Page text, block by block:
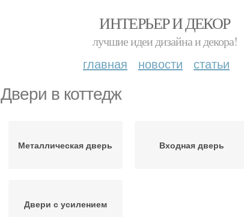
ИНТЕРЬЕР И ДЕКОР
лучшие идеи дизайна и декора!
главная новости статьи
Двери в коттедж
Металлическая дверь Входная дверь
Двери с усилением